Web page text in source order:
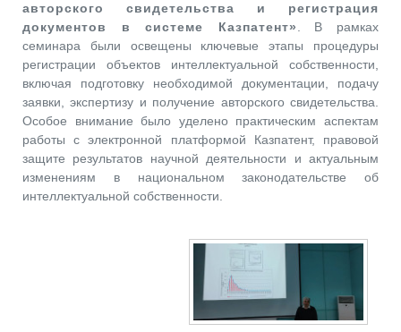
авторского свидетельства и регистрация
документов в системе Казпатент»
. В рамках
семинара были освещены ключевые этапы процедуры
регистрации объектов интеллектуальной собственности,
включая подготовку необходимой документации, подачу
заявки, экспертизу и получение авторского свидетельства.
Особое внимание было уделено практическим аспектам
работы с электронной платформой Казпатент, правовой
защите результатов научной деятельности и актуальным
изменениям в национальном законодательстве об
интеллектуальной собственности.